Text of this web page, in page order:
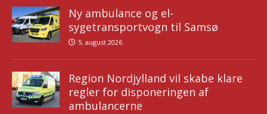
Ny ambulance og el-
sygetransportvogn til Samsø
5. august 2026
Region Nordjylland vil skabe klare
regler for disponeringen af
ambulancerne